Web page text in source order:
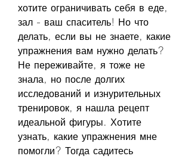
хотите ограничивать себя в еде,
зал - ваш спаситель! Но что
делать, если вы не знаете, какие
упражнения вам нужно делать?
Не переживайте, я тоже не
знала, но после долгих
исследований и изнурительных
тренировок, я нашла рецепт
идеальной фигуры. Хотите
узнать, какие упражнения мне
помогли? Тогда садитесь